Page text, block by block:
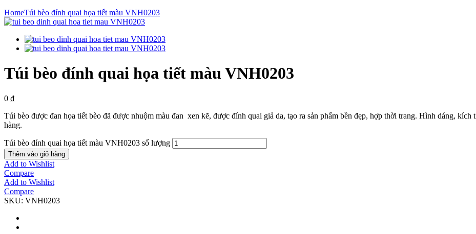
HomeTúi bèo đính quai họa tiết màu VNH0203
Túi bèo đính quai họa tiết màu VNH0203
0 ₫
Túi bèo được đan họa tiết bèo đã được nhuộm màu đan xen kẽ, được đính quai giả da, tạo ra sản phẩm bền đẹp, hợp thời trang. Hình dáng, kích
hàng.
Túi bèo đính quai họa tiết màu VNH0203 số lượng
Thêm vào giỏ hàng
Add to Wishlist
Compare
Add to Wishlist
Compare
SKU: VNH0203